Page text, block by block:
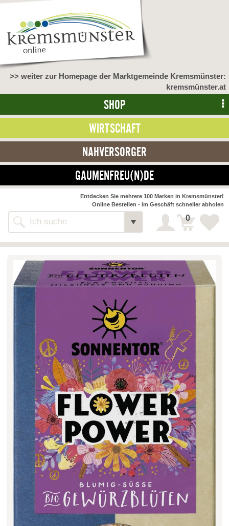
>> weiter zur Homepage der Marktgemeinde Kremsmünster:
kremsmünster.at
SHOP
WIRTSCHAFT
NAHVERSORGER
GAUMENFREU(N)DE
Alle Webseiten
Entdecken Sie mehrere 100 Marken in Kremsmünster!
Online Bestellen - im Geschäft schneller abholen
0
NAHVERSORGER
>> Bauernmarkt << Detail
Bäckerei-Konditorei-Café
Biohof Öllinger Detail
Fleischerei Hüthmayr
Hofladen Hoffelner Detail
Kuglbauer - Familie Bischof
La Toscana Anita Wolf e.U. Detail
Söllradls Naturkostladen Detail
Stiftsgärtnerei Detail
Weinkellerei Stift
Kremsmünster
Detail
Wildkraut Detail
KATEGORIE
Filter zurücksetzen